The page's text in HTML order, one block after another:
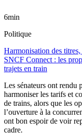
6min
Politique
Harmonisation des
SNCF Connect : les
trajets en train
Les sénateurs ont rendu
harmoniser les tarifs et
de trains, alors que les
l’ouverture à la
ont bon espoir de voir
cadre.